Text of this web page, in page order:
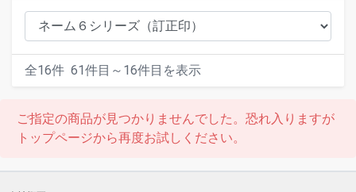
全16件 61件目～ 16件目を表示
ご指定の商品が見つかりませんでした。恐れ入りますが
トップページから再度お試しください。